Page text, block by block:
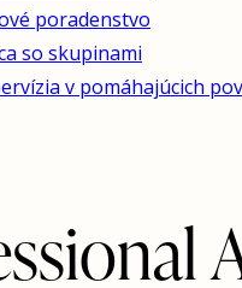
poradenstvo
so skupinami
v pomáhajúcich